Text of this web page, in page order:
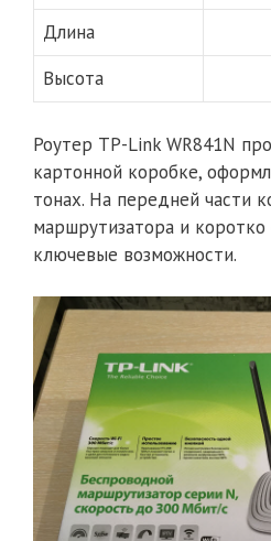
Длина
Высота
Роутер TP-Link WR841N
картонной коробке,
тонах. На передней части
маршрутизатора и коротко
ключевые возможности.